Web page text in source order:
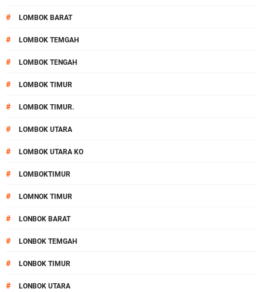
# LOMBOK BARAT
# LOMBOK TEMGAH
# LOMBOK TENGAH
# LOMBOK TIMUR
# LOMBOK TIMUR.
# LOMBOK UTARA
# LOMBOK UTARA KO
# LOMBOKTIMUR
# LOMNOK TIMUR
# LONBOK BARAT
# LONBOK TEMGAH
# LONBOK TIMUR
# LONBOK UTARA